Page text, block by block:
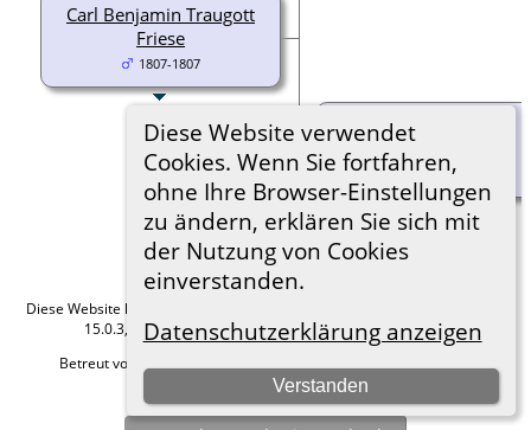
Diese Website verwendet
Cookies. Wenn Sie fortfahren,
ohne Ihre Browser-Einstellungen
zu ändern, erklären Sie sich mit
der Nutzung von Cookies
einverstanden.
Datenschutzerklärung anzeigen
Verstanden
Carl Benjamin Traugott
Friese
1807-1807
Anne Rosine Simon
(Sommer?)
-Datum unbekannt
Diese Website läuft mit
15.0.3, programmiert von Darrin Lythgoe © 2001-2026.
Betreut von
Hier geht es zum Impressum